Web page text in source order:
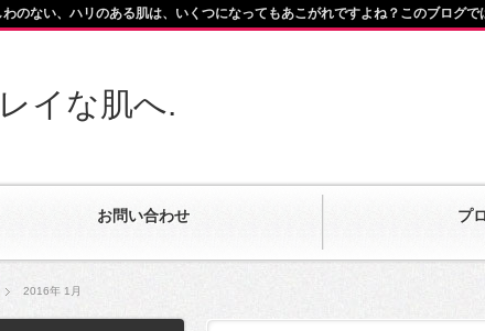
イな肌へ.
お問い合わせ プ
わのない、ハリのある肌は、いくつになってもあこがれですよね？このブログ
2016年 1月